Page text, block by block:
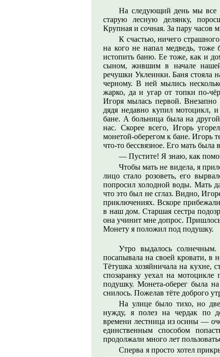
На следующий день мы все
старую лесную делянку,
Крупная и сочная. За пару часов
К счастью, ничего
на кого не напал медведь,
истопить баню. Ее тоже, как и
сыном, жившим в начале
речушки Уклеинки. Баня стояла
черному. В ней мылись
жарко, да и угар от топки по-
Игоря мылась первой.
дядя недавно купил мотоцикл,
бане. А больница была на
нас. Скорее всего, Игорь
монетой-оберегом к бане. Игорь
что-то бессвязное. Его мать была
— Пустите! Я знаю, как
Чтобы мать не видела, я
лицо стало розоветь, его
попросил холодной воды. Мать
что это был не сглаз. Видно,
приключениях. Вскоре
в наш дом. Старшая сестра
она учинит мне допрос. Пришлось
Монету я положил под подушку.
Утро выдалось
посапывала на своей кровати, в
Тётушка хозяйничала на кухне,
спозаранку уехал на
подушку. Монета-оберег была
снилось. Пожелав тёте доброго
На улице было тихо, но
нужду, я полез на чердак по
времени лестница из осины —
единственным способом
продолжали много лет
Сперва я просто хотел